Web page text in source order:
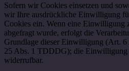
Sofern wir Cookies einsetzen und
wir Ihre ausdrückliche Einwilligung
Cookies ein. Wenn eine Einwilligung
abgefragt wurde, erfolgt die
Grundlage dieser Einwilligung (Art.
25 Abs. 1 TDDDG); die Einwilligung
widerrufbar.